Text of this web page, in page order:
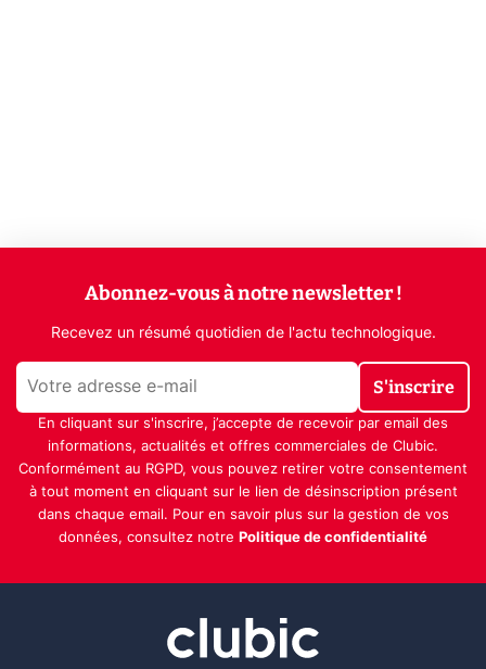
Abonnez-vous à notre newsletter !
Recevez un résumé quotidien de l'actu technologique.
S'inscrire
En cliquant sur s'inscrire, j’accepte de recevoir par email des
informations, actualités et offres commerciales de Clubic.
Conformément au RGPD, vous pouvez retirer votre consentement
à tout moment en cliquant sur le lien de désinscription présent
dans chaque email. Pour en savoir plus sur la gestion de vos
données, consultez notre Politique de confidentialité